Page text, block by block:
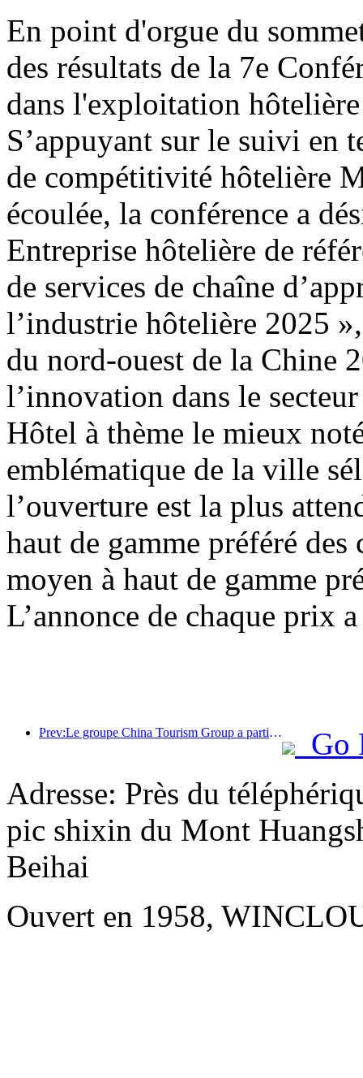
En point d'orgue du
des résultats de la 7e
dans l'exploitation
S’appuyant sur le suivi en
de compétitivité hôtelière
écoulée, la conférence a
Entreprise hôtelière de
de services de chaîne
l’industrie hôtelière 2025
du nord-ouest de la Chine
l’innovation dans le
Hôtel à thème le mieux
emblématique de la ville
l’ouverture est la plus
haut de gamme préféré
moyen à haut de gamme
L’annonce de chaque prix
Prev:Le groupe China Tourism Group a participé à l'Exposition internationale d'importation de Chine pendant huit années consécutives, signant des contrats d'une valeur de plus d'un milliard de dollars américains.
Go
Adresse: Près du
pic shixin du Mont
Beihai
Ouvert en 1958,